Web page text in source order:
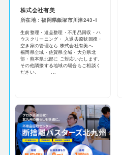
株式会社有美
所在地：福岡県飯塚市川津243-1
生前整理・遺品整理・不用品回収・ハ
ウスクリーニング・ 入退去原状回復・
空き家の管理なら 株式会社有美へ
福岡県全域・佐賀県全域・大分県北
部・熊本県北部に ご対応いたします。
その他隣接する地域の場合もご相談く
ださい。 ...